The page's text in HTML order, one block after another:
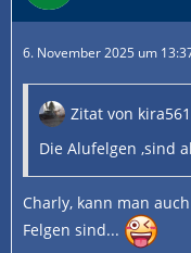
6. November 2025 um
Zitat von
Die Alufelgen ,sind
Charly, kann man
Felgen sind...